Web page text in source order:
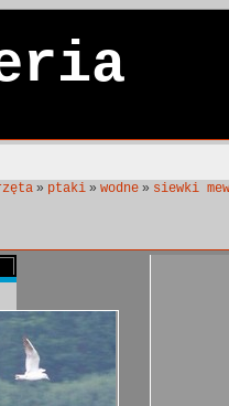
» ptaki » wodne » siewki